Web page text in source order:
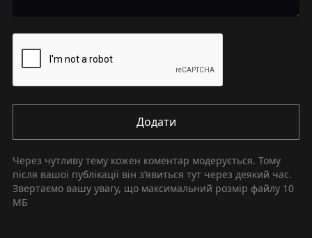
Додати
Через чутливу тему кожен коментар модерується. Тому
після вашої публікації він зʼявиться тут через деякий час.
Звертаємо вашу увагу, що максимальний розмір файлу 10
МБ